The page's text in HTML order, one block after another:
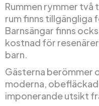
Rummen rymmer två
rum finns tillgängliga
Barnsängar finns
kostnad för
barn.
Gästerna berömmer
moderna,
imponerande utsikt